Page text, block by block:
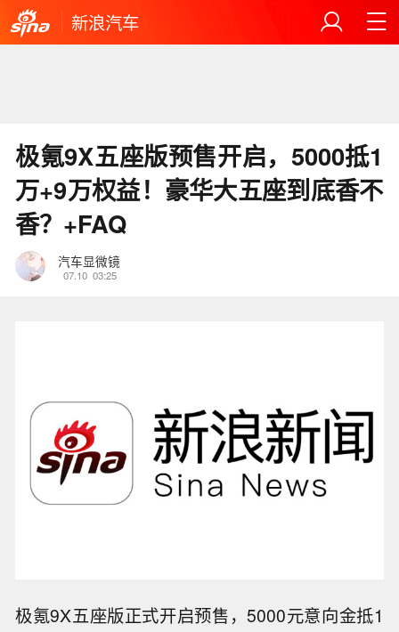
新浪汽车
极氪9X五座版预售开启，5000抵1
万+9万权益！豪华大五座到底香不
香？+FAQ
汽车显微镜
07.10 03:25
极氪9X五座版正式开启预售，5000元意向金抵1